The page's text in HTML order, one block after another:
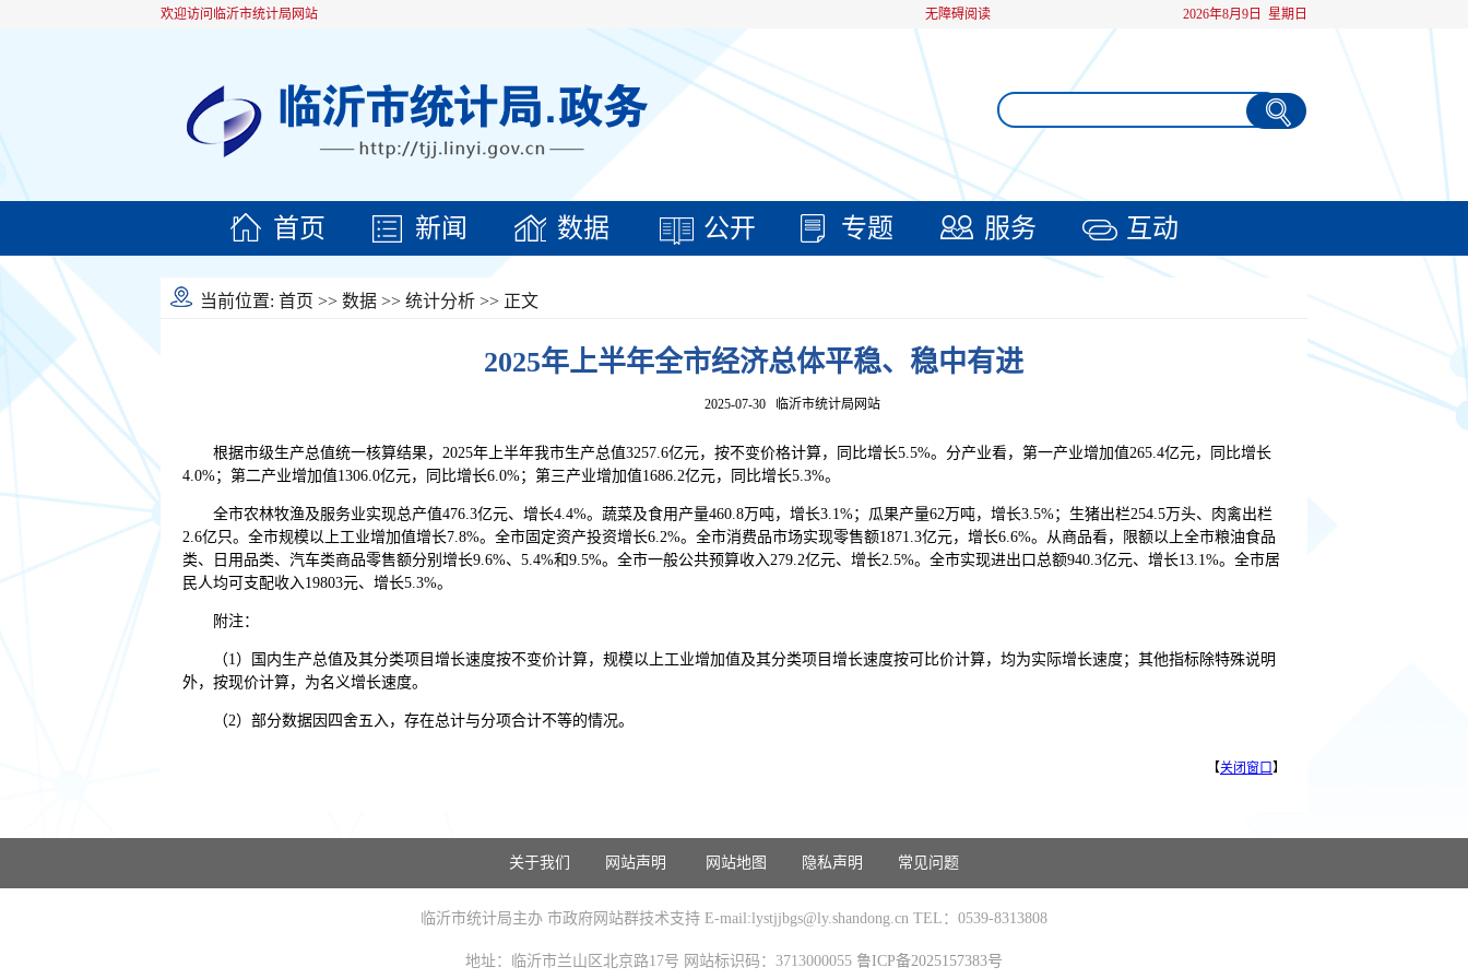
欢迎访问临沂市统计局网站 无障碍阅读 2026年8月9日 星期日
首页 新闻 数据 公开 专题 服务 互动
当前位置: 首页 >> 数据 >> 统计分析 >> 正文
2025年上半年全市经济总体平稳、稳中有进
2025-07-30 临沂市统计局网站
根据市级生产总值统一核算结果，2025年上半年我市生产总值3257.6亿元，按不变价格计算，同比增长5.5%。分产业看，第一产业增加值265.4亿元，同比增长
4.0%；第二产业增加值1306.0亿元，同比增长6.0%；第三产业增加值1686.2亿元，同比增长5.3%。
全市农林牧渔及服务业实现总产值476.3亿元、增长4.4%。蔬菜及食用产量460.8万吨，增长3.1%；瓜果产量62万吨，增长3.5%；生猪出栏254.5万头、肉禽出栏
2.6亿只。全市规模以上工业增加值增长7.8%。全市固定资产投资增长6.2%。全市消费品市场实现零售额1871.3亿元，增长6.6%。从商品看，限额以上全市粮油食品
类、日用品类、汽车类商品零售额分别增长9.6%、5.4%和9.5%。全市一般公共预算收入279.2亿元、增长2.5%。全市实现进出口总额940.3亿元、增长13.1%。全市居
民人均可支配收入19803元、增长5.3%。
附注：
（1）国内生产总值及其分类项目增长速度按不变价计算，规模以上工业增加值及其分类项目增长速度按可比价计算，均为实际增长速度；其他指标除特殊说明
外，按现价计算，为名义增长速度。
（2）部分数据因四舍五入，存在总计与分项合计不等的情况。
【关闭窗口】
关于我们 网站声明 网站地图 隐私声明 常见问题
临沂市统计局主办 市政府网站群技术支持 E-mail:lystjjbgs@ly.shandong.cn TEL：0539-8313808
地址：临沂市兰山区北京路17号 网站标识码：3713000055 鲁ICP备2025157383号